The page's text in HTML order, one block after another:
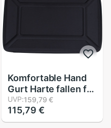
Komfortable Hand
Gurt Harte fallen für
Pionier DJ DDJ-SR2
Tragbare 2-Kanal
Regler DDJ-SR
UVP:159,79 €
115,79 €